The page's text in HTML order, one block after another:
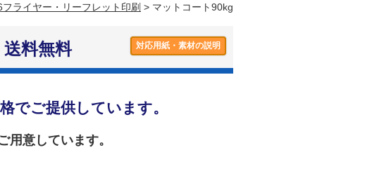
フライヤー・リーフレット印刷 > マットコート90kg
送料無料 対応用紙・素材の説明
でご提供しています。
用意しています。